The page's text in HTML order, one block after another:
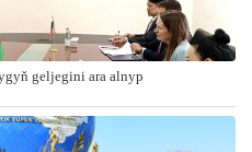
geljegini ara alnyp